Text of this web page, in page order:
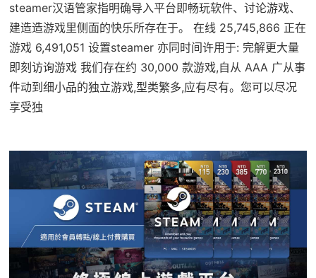
steamer汉语管家指明确导入平台即畅玩软件、讨论游戏、
建造造游戏里侧面的快乐所存在于。 在线 25,745,866 正在
游戏 6,491,051 设置steamer 亦同时间许用于: 完解更大量
即刻访询游戏 我们存在约 30,000 款游戏,自从 AAA 广从事
件动到细小品的独立游戏,型类繁多,应有尽有。您可以尽况
享受独